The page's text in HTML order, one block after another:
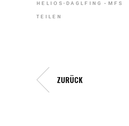
HELIOS-DAGLFING
MFS
TEILEN
ZURÜCK